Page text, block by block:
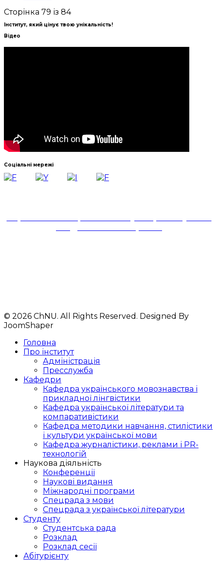
Сторінка 79 із 84
Інститут, який цінує твою унікальність!
Відео
Соціальні мережі
© 2026 ChNU. All Rights Reserved. Designed By
JoomShaper
Головна
Про інститут
Адміністрація
Пресслужба
Кафедри
Кафедра українського мовознавства і
прикладної лінгвістики
Кафедра української літератури та
компаративістики
Кафедра методики навчання, стилістики
і культури української мови
Кафедра журналістики, реклами і PR-
технологій
Наукова діяльність
Конференції
Наукові видання
Міжнародні програми
Спецрада з мови
Спецрада з української літератури
Студенту
Студентська рада
Розклад
Розклад сесії
Абітурієнту